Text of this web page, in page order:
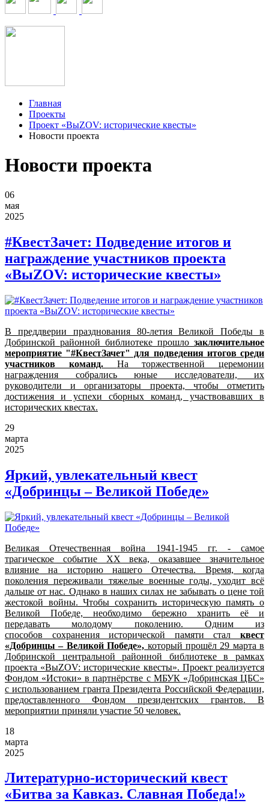
Главная
Проекты
Проект «ВыZOV: исторические квесты»
Новости проекта
Новости проекта
06
мая
2025
#КвестЗачет: Подведение итогов и
награждение участников проекта
«ВыZOV: исторические квесты»
В преддверии празднования 80-летия Великой Победы в
Добринской районной библиотеке прошло заключительное
мероприятие "#КвестЗачет" для подведения итогов среди
участников команд. На торжественной церемонии
награждения собрались юные исследователи, их
руководители и организаторы проекта, чтобы отметить
достижения и успехи сборных команд, участвовавших в
исторических квестах.
29
марта
2025
Яркий, увлекательный квест
«Добринцы – Великой Победе»
Великая Отечественная война 1941-1945 гг. - самое
трагическое событие XX века, оказавшее значительное
влияние на историю нашего Отечества. Время, когда
поколения переживали тяжелые военные годы, уходит всё
дальше от нас. Однако в наших силах не забывать о цене той
жестокой войны. Чтобы сохранить историческую память о
Великой Победе, необходимо бережно хранить её и
передавать молодому поколению. Одним из
способов сохранения исторической памяти стал квест
«Добринцы – Великой Победе», который прошёл 29 марта в
Добринской центральной районной библиотеке в рамках
проекта «ВыZOV: исторические квесты». Проект реализуется
Фондом «Истоки» в партнёрстве с МБУК «Добринская ЦБС»
с использованием гранта Президента Российской Федерации,
предоставленного Фондом президентских грантов. В
мероприятии приняли участие 50 человек.
18
марта
2025
Литературно-исторический квест
«Битва за Кавказ. Славная Победа!»